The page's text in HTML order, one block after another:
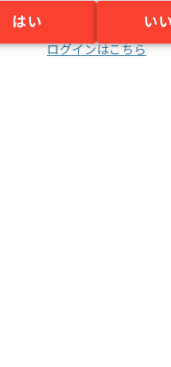
はい い
ログインはこちら